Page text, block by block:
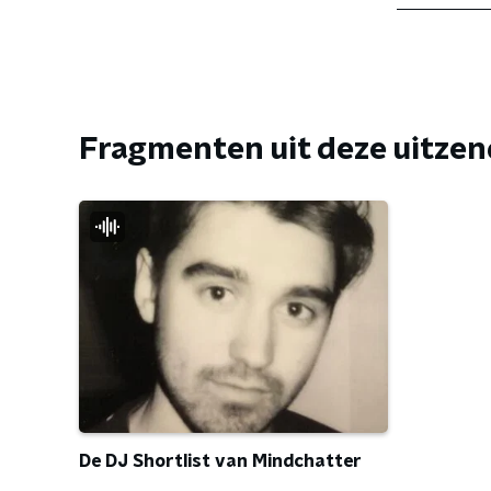
Fragmenten uit deze
De DJ Shortlist van Mindchatter